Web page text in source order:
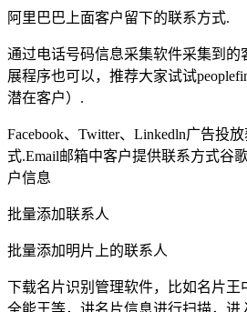
阿里巴巴上面客户留下的联系方式.
通过电话号码信息采集软件采集到的
展程序也可以，推荐大家试试
潜在客户）.
Facebook、Twitter、Linkedln广告投
式.Email邮箱中客户提供联系方式谷
户信息
批量添加联系人
批量添加明片上的联系人
下载名片识别管理软件，比如名片王